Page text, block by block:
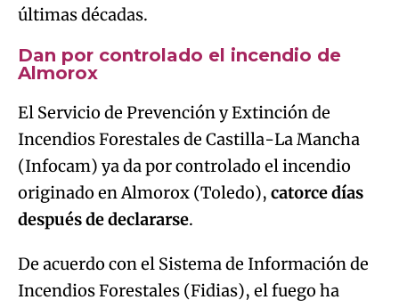
últimas décadas.
Dan por controlado el incendio de
Almorox
El Servicio de Prevención y Extinción de
Incendios Forestales de Castilla-La Mancha
(Infocam) ya da por controlado el incendio
originado en Almorox (Toledo), catorce días
después de declararse.
De acuerdo con el Sistema de Información de
Incendios Forestales (Fidias), el fuego ha